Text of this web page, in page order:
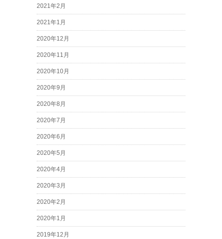
2021年2月
2021年1月
2020年12月
2020年11月
2020年10月
2020年9月
2020年8月
2020年7月
2020年6月
2020年5月
2020年4月
2020年3月
2020年2月
2020年1月
2019年12月